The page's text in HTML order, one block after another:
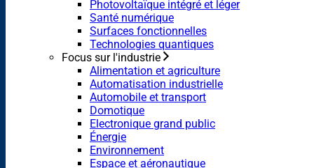
Photovoltaïque intégré et léger
Santé numérique
Surfaces fonctionnelles
Technologies quantiques
Focus sur l'industrie
Alimentation et agriculture
Automatisation industrielle
Automobile et transport
Domotique
Electronique grand public
Énergie
Environnement
Espace et aéronautique